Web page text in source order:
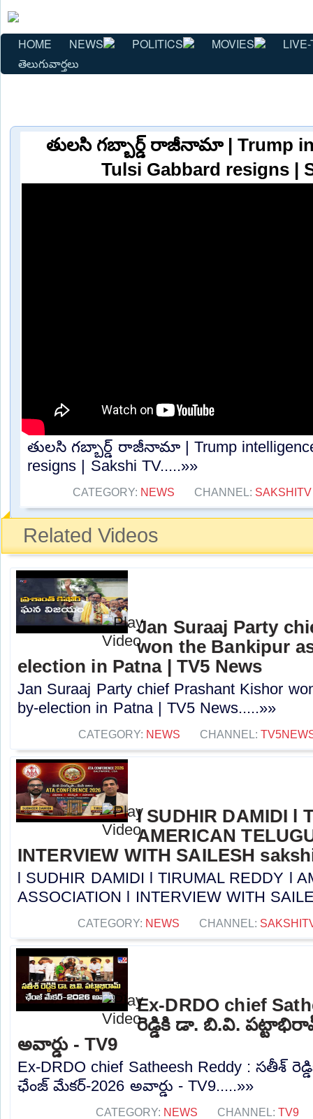
HOME NEWS POLITICS MOVIES
తెలుగువార్తలు
తులసి గబ్బార్డ్ రాజీనామా | Trump
Tulsi Gabbard resigns |
తులసి గబ్బార్డ్ రాజీనామా | Trump
resigns | Sakshi TV.....»»
CATEGORY: NEWS CHANNEL: SAKSHITV
Related Videos
Jan Suraaj Party
won the Bankipur
election in Patna | TV5 News
Jan Suraaj Party chief Prashant Kishor
by-election in Patna | TV5 News.....»»
CATEGORY: NEWS CHANNEL:
l SUDHIR DAMIDI l
AMERICAN
INTERVIEW WITH SAILESH
l SUDHIR DAMIDI l TIRUMAL REDDY l
ASSOCIATION l INTERVIEW WITH
CATEGORY: NEWS CHANNEL:
Ex-DRDO chief
రెడ్డికి డా. బి.వి.
అవార్డు - TV9
Ex-DRDO chief Satheesh Reddy : సతీశ్
ఛేంజ్ మేకర్-2026 అవార్డు - TV9.....»»
CATEGORY: NEWS CHANNEL: TV9